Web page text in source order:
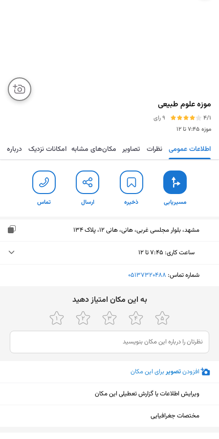
موزه علوم طبیعی
4/1
9 رای
موزه ۷:۴۵ تا ۱۲
مسیریابی ذخیره ارسال تماس اطلاعات عمومی نظرات تصاویر مکان‌های مشابه امکانات نزدیک درباره
مسیریابی ذخیره ارسال تماس
مشهد، بلوار مجلسی غربی، هانی، هانی 12، پلاک 134
ساعت کاری: ۷:۴۵ تا ۱۲
یکشنبه (امروز)
چهارشنبه
۷:۴۵ تا ۱۲
پنجشنبه
۷:۴۵ تا ۱۲
جمعه
شنبه
شماره تماس: ‎05137320488
ﺑﻪ اﯾﻦ ﻣﮑﺎن اﻣﺘﯿﺎز دﻫﯿﺪ
افزودنتصویربرای این مکان
ویرایش اطلاعات یا گزارش تعطیلی این مکان
مختصات جغرافیایی